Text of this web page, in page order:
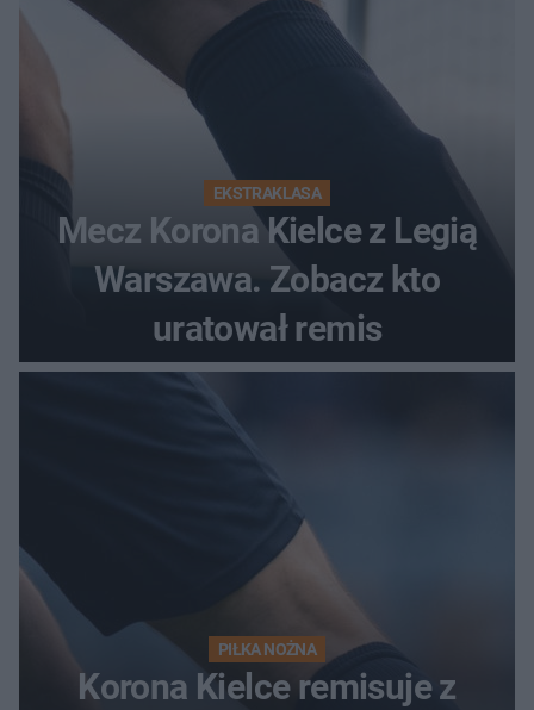
EKSTRAKLASA
Mecz Korona Kielce z Legią
Warszawa. Zobacz kto
uratował remis
PIŁKA NOŻNA
Korona Kielce remisuje z